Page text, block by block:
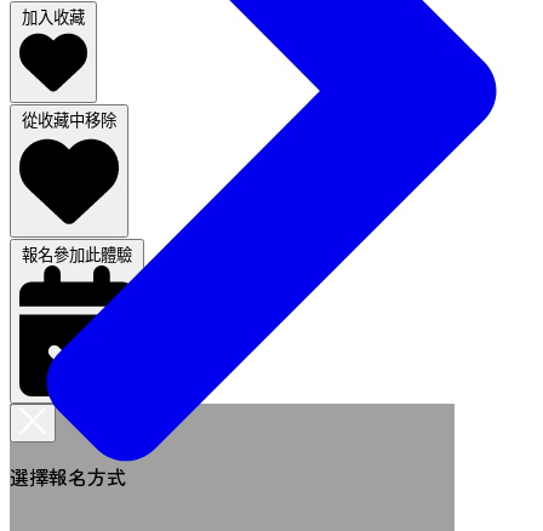
加入收藏
從收藏中移除
報名參加此體驗
選擇報名方式